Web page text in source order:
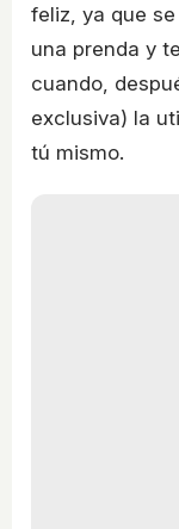
feliz, ya que
una prenda y
cuando,
exclusiva) la
tú mismo.